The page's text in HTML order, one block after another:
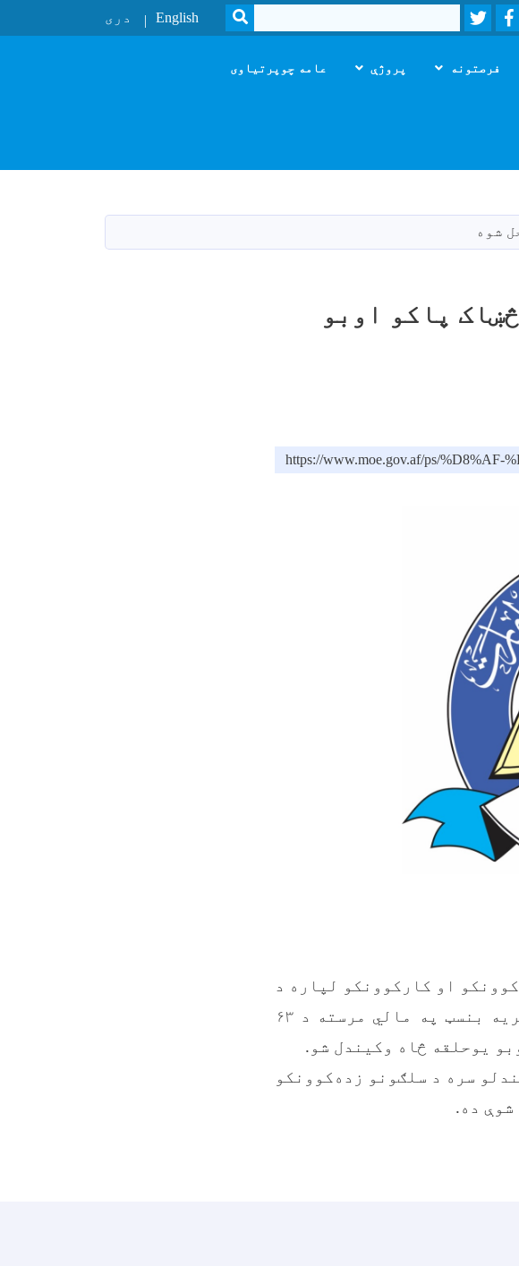
Facebook
Twitter
Search
SEARCH
English دری
فرصتونه پروژې عامه چوپرتیاوی
شوه
پاکو اوبو
https://www.moe.gov.af/ps/
او کارکوونکو لپاره د
پاکو اوبو د نشتون ستونزې حل په موخه، د یوه خیریه بنسټ په مالي مرسته د ۶۳
سره د سلګونو زده‌کوونکو
شوې ده.